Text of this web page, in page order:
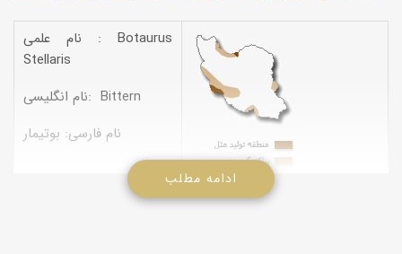
نام علمی : Botaurus
Stellaris
نام انگلیسی: Bittern
نام فارسی: بوتیمار
ادامه مطلب